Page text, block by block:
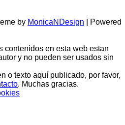
by MonicaNDesign | Powered
contenidos en esta web estan
y no pueden ser usados sin
o texto aquí publicado, por favor,
. Muchas gracias.